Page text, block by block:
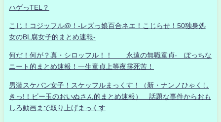
ハゲっTEL？
こじ！コジッフル@！-レズっ娘百合ネエ！こじらせ！50独身処
女のBL腐女子的まとめ速報-
何だ！何が？真・シロッフル！！ 永遠の無職童貞- ぼっちな
ニート的まとめ速報！一生童貞上等夜露死苦！
男装スケバン女子！スケッフルまっくす！（新・ナンノひゃくし
きっ!！ビー玉のおいぬさん的まとめ速報） 話題な事件からおも
しろ動画まで取り上げまっくす